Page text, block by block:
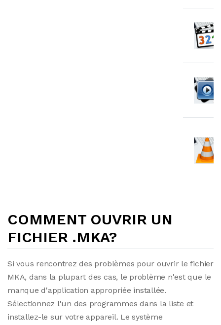
COMMENT OUVRIR UN
FICHIER .MKA?
Si vous rencontrez des problèmes pour ouvrir le fichier
MKA, dans la plupart des cas, le problème n'est que le
manque d'application appropriée installée.
Sélectionnez l'un des programmes dans la liste et
installez-le sur votre appareil. Le système